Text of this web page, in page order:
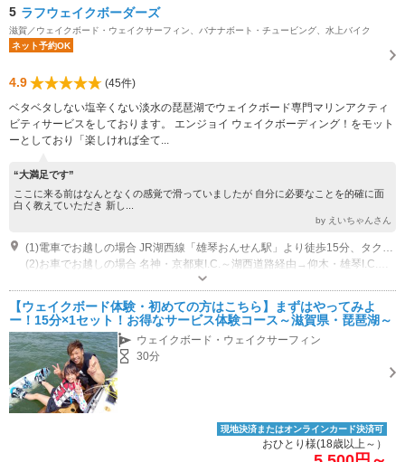
5 ラフウェイクボーダーズ
滋賀／ウェイクボード・ウェイクサーフィン、バナナボート・チュービング、水上バイク
ネット予約OK
4.9
(45件)
ベタベタしない塩辛くない淡水の琵琶湖でウェイクボード専門マリンアクティ
ビティサービスをしております。 エンジョイ ウェイクボーディング！をモット
ーとしており「楽しければ全て...
“大満足です”
ここに来る前はなんとなくの感覚で滑っていましたが 自分に必要なことを的確に面
白く教えていただき 新し...
by えいちゃんさん
(1)電車でお越しの場合 JR湖西線「雄琴おんせん駅」より徒歩15分、タクシーなら2メーター
営業時間：日の出～日没（要予約）
【ウェイクボード体験・初めての方はこちら】まずはやってみよ
ー！15分×1セット！お得なサービス体験コース～滋賀県・琵琶湖～
ウェイクボード・ウェイクサーフィン
30分
現地決済またはオンラインカード決済可
おひとり様(18歳以上～）